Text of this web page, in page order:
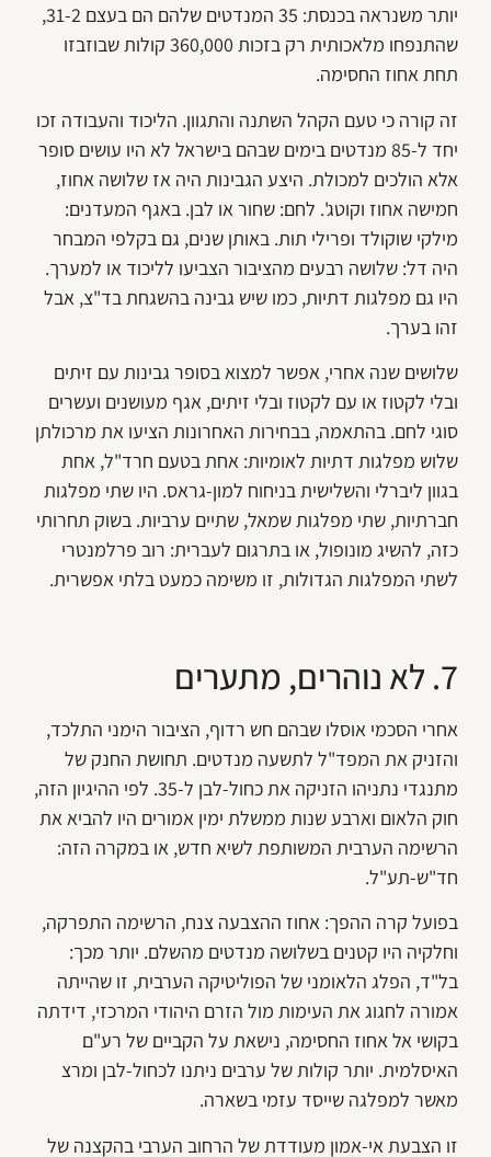
יותר משנראה בכנסת: 35 המנדטים שלהם הם בעצם 31-2,
שהתנפחו מלאכותית רק בזכות 360,000 קולות שבוזבזו
תחת אחוז החסימה.
זה קורה כי טעם הקהל השתנה והתגוון. הליכוד והעבודה זכו
יחד ל-85 מנדטים בימים שבהם בישראל לא היו עושים סופר
אלא הולכים למכולת. היצע הגבינות היה אז שלושה אחוז,
חמישה אחוז וקוטג'. לחם: שחור או לבן. באגף המעדנים:
מילקי שוקולד ופרילי תות. באותן שנים, גם בקלפי המבחר
היה דל: שלושה רבעים מהציבור הצביעו לליכוד או למערך.
היו גם מפלגות דתיות, כמו שיש גבינה בהשגחת בד"צ, אבל
זהו בערך.
שלושים שנה אחרי, אפשר למצוא בסופר גבינות עם זיתים
ובלי לקטוז או עם לקטוז ובלי זיתים, אגף מעושנים ועשרים
סוגי לחם. בהתאמה, בבחירות האחרונות הציעו את מרכולתן
שלוש מפלגות דתיות לאומיות: אחת בטעם חרד"ל, אחת
בגוון ליברלי והשלישית בניחוח למון-גראס. היו שתי מפלגות
חברתיות, שתי מפלגות שמאל, שתיים ערביות. בשוק תחרותי
כזה, להשיג מונופול, או בתרגום לעברית: רוב פרלמנטרי
לשתי המפלגות הגדולות, זו משימה כמעט בלתי אפשרית.
7. לא נוהרים, מתערים
אחרי הסכמי אוסלו שבהם חש רדוף, הציבור הימני התלכד,
והזניק את המפד"ל לתשעה מנדטים. תחושת החנק של
מתנגדי נתניהו הזניקה את כחול-לבן ל-35. לפי ההיגיון הזה,
חוק הלאום וארבע שנות ממשלת ימין אמורים היו להביא את
הרשימה הערבית המשותפת לשיא חדש, או במקרה הזה:
חד"ש-תע"ל.
בפועל קרה ההפך: אחוז ההצבעה צנח, הרשימה התפרקה,
וחלקיה היו קטנים בשלושה מנדטים מהשלם. יותר מכך:
בל"ד, הפלג הלאומני של הפוליטיקה הערבית, זו שהייתה
אמורה לחגוג את העימות מול הזרם היהודי המרכזי, דידתה
בקושי אל אחוז החסימה, נישאת על הקביים של רע"ם
האיסלמית. יותר קולות של ערבים ניתנו לכחול-לבן ומרצ
מאשר למפלגה שייסד עזמי בשארה.
זו הצבעת אי-אמון מעודדת של הרחוב הערבי בהקצנה של